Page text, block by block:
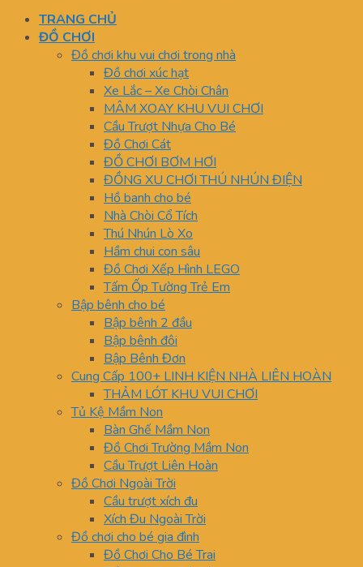
TRANG CHỦ
ĐỒ CHƠI
Đồ chơi khu vui chơi trong nhà
Đồ chơi xúc hạt
Xe Lắc – Xe Chòi Chân
MÂM XOAY KHU VUI CHƠI
Cầu Trượt Nhựa Cho Bé
Đồ Chơi Cát
ĐỒ CHƠI BƠM HƠI
ĐỒNG XU CHƠI THÚ NHÚN ĐIỆN
Hồ banh cho bé
Nhà Chòi Cổ Tích
Thú Nhún Lò Xo
Hầm chui con sâu
Đồ Chơi Xếp Hình LEGO
Tấm Ốp Tường Trẻ Em
Bập bênh cho bé
Bập bênh 2 đầu
Bập bênh đôi
Bập Bênh Đơn
Cung Cấp 100+ LINH KIỆN NHÀ LIÊN HOÀN
THẢM LÓT KHU VUI CHƠI
Tủ Kệ Mầm Non
Bàn Ghế Mầm Non
Đồ Chơi Trường Mầm Non
Cầu Trượt Liên Hoàn
Đồ Chơi Ngoài Trời
Cầu trượt xích đu
Xích Đu Ngoài Trời
Đồ chơi cho bé gia đình
Đồ Chơi Cho Bé Trai